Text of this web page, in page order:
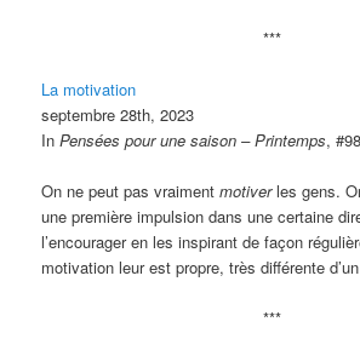
***
La motivation
septembre 28th, 2023
InPensées pour une saison – Printemps,
On ne peut pas vraimentmotiverles gens.
une première impulsion dans une certaine
l’encourager en les inspirant de façon
motivation leur est propre, très différente
***